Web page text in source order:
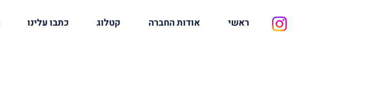
ראשי אודות החברה קטלוג כתבו עלינו